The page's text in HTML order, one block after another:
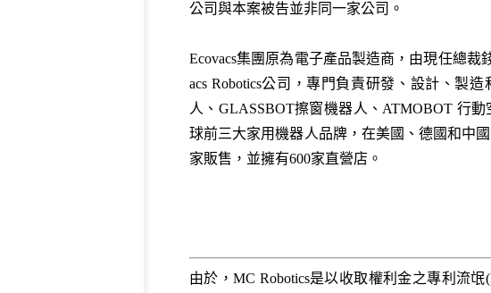
公司與本案被告並非同一家公司。
Ecovacs集團原為電子產品製造商，由現任總裁
acs Robotics公司，專門負責研發、設計、製
人、GLASSBOT擦窗機器人、ATMOBOT 行
球前三大家用機器人品牌，在美國、德國和中
家販售，並擁有600家直營店。
由於，MC Robotics是以收取權利金之專利流